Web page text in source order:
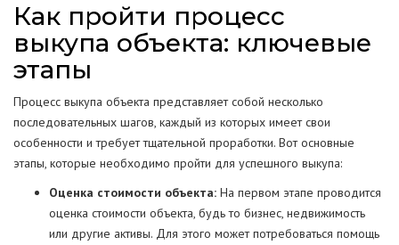
Как пройти процесс
выкупа объекта: ключевые
этапы
Процесс выкупа объекта представляет собой несколько
последовательных шагов, каждый из которых имеет свои
особенности и требует тщательной проработки. Вот основные
этапы, которые необходимо пройти для успешного выкупа:
Оценка стоимости объекта: На первом этапе проводится
оценка стоимости объекта, будь то бизнес, недвижимость
или другие активы. Для этого может потребоваться помощь